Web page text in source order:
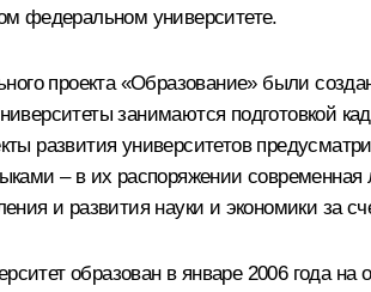
федеральном университете.
проекта «Образование» были
занимаются подготовкой
развития университетов
– в их распоряжении
и развития науки и экономики за
образован в январе 2006 года на